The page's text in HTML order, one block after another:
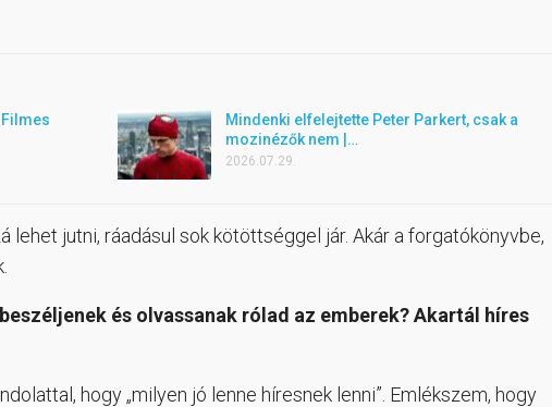
Mindenki elfelejtette Peter Parkert, csak a
mozinézők nem |…
2026.07.29.
lehet jutni, ráadásul sok kötöttséggel jár. Akár a forgatókönyvbe,
és olvassanak rólad az emberek? Akartál híres
hogy „milyen jó lenne híresnek lenni”. Emlékszem, hogy